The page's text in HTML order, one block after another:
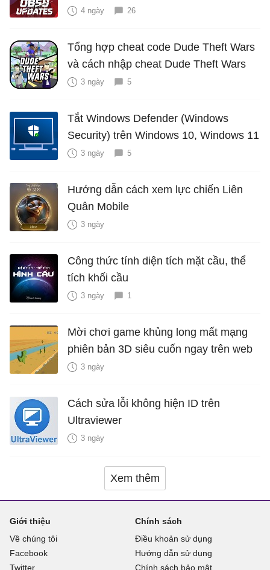
4 ngày 26
Tổng hợp cheat code Dude Theft Wars
và cách nhập cheat Dude Theft Wars
3 ngày 5
Tắt Windows Defender (Windows
Security) trên Windows 10, Windows 11
3 ngày 5
Hướng dẫn cách xem lực chiến Liên
Quân Mobile
3 ngày
Công thức tính diện tích mặt cầu, thể
tích khối cầu
3 ngày 1
Mời chơi game khủng long mất mạng
phiên bản 3D siêu cuốn ngay trên web
3 ngày
Cách sửa lỗi không hiện ID trên
Ultraviewer
3 ngày
Xem thêm
Giới thiệu
Về chúng tôi
Facebook
Twitter
Chính sách
Điều khoản sử dụng
Hướng dẫn sử dụng
Chính sách bảo mật